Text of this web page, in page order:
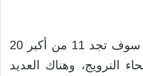
نهر الجليد: في المضيق سوف تجد 11 من أكبر 20
النرويج، وهناك العديد